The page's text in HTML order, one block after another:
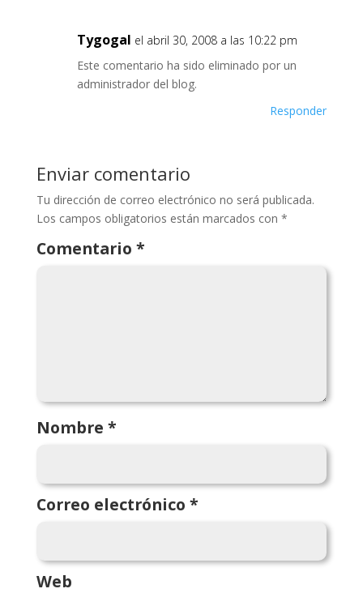
Tygogal el abril 30, 2008 a las 10:22 pm
Este comentario ha sido eliminado por un
administrador del blog.
Responder
Enviar comentario
Tu dirección de correo electrónico no será publicada.
Los campos obligatorios están marcados con *
Comentario *
Nombre *
Correo electrónico *
Web